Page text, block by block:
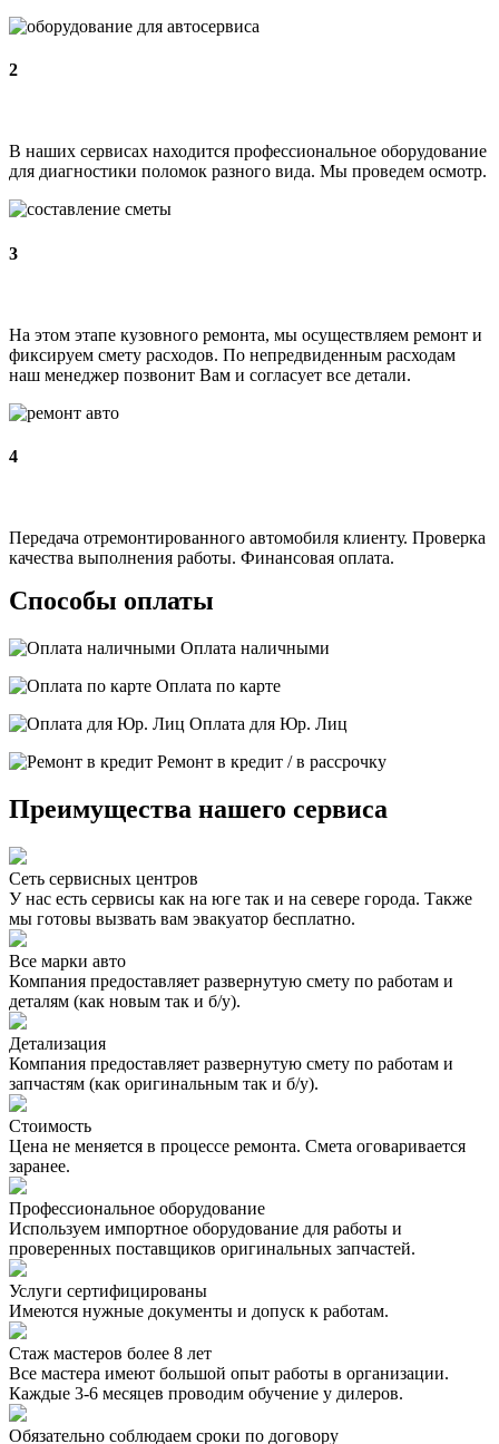
2
В наших сервисах находится профессиональное оборудование
для диагностики поломок разного вида. Мы проведем осмотр.
3
На этом этапе кузовного ремонта, мы осуществляем ремонт и
фиксируем смету расходов. По непредвиденным расходам
наш менеджер позвонит Вам и согласует все детали.
4
Передача отремонтированного автомобиля клиенту. Проверка
качества выполнения работы. Финансовая оплата.
Способы оплаты
Оплата наличными
Оплата по карте
Оплата для Юр. Лиц
Ремонт в кредит / в рассрочку
Преимущества нашего сервиса
Сеть сервисных центров
У нас есть сервисы как на юге так и на севере города. Также
мы готовы вызвать вам эвакуатор бесплатно.
Все марки авто
Компания предоставляет развернутую смету по работам и
деталям (как новым так и б/у).
Детализация
Компания предоставляет развернутую смету по работам и
запчастям (как оригинальным так и б/у).
Стоимость
Цена не меняется в процессе ремонта. Смета оговаривается
заранее.
Профессиональное оборудование
Используем импортное оборудование для работы и
проверенных поставщиков оригинальных запчастей.
Услуги сертифицированы
Имеются нужные документы и допуск к работам.
Стаж мастеров более 8 лет
Все мастера имеют большой опыт работы в организации.
Каждые 3-6 месяцев проводим обучение у дилеров.
Обязательно соблюдаем сроки по договору